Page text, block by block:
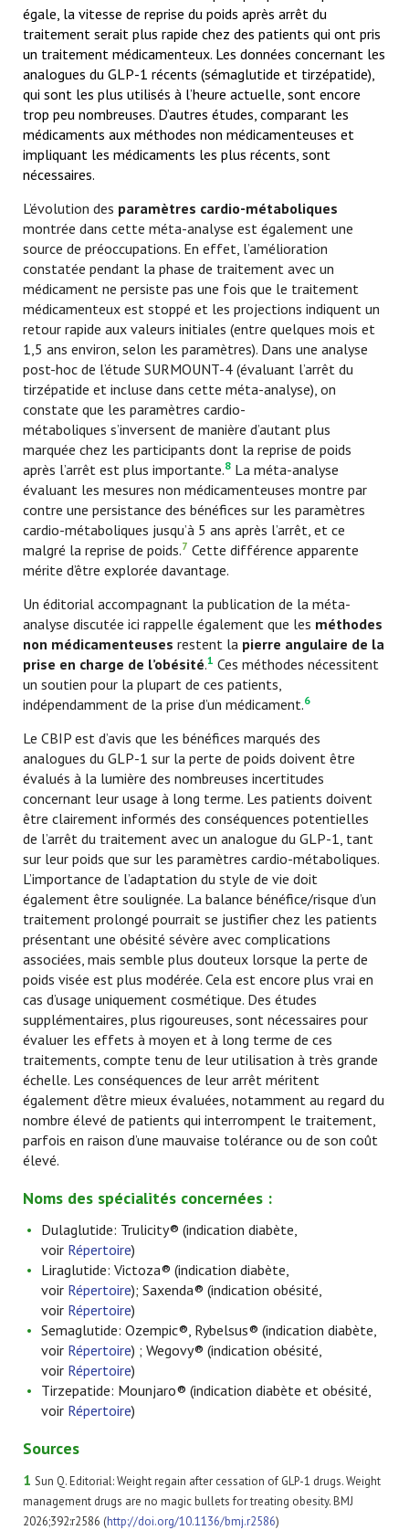
égale, la vitesse de reprise du poids après arrêt du
traitement serait plus rapide chez des patients qui ont pris
un traitement médicamenteux. Les données concernant les
analogues du GLP-1 récents (sémaglutide et tirzépatide),
qui sont les plus utilisés à l’heure actuelle, sont encore
trop peu nombreuses. D’autres études, comparant les
médicaments aux méthodes non médicamenteuses et
impliquant les médicaments les plus récents, sont
nécessaires.
L’évolution des paramètres cardio-métaboliques
montrée dans cette méta-analyse est également une
source de préoccupations. En effet, l’amélioration
constatée pendant la phase de traitement avec un
médicament ne persiste pas une fois que le traitement
médicamenteux est stoppé et les projections indiquent un
retour rapide aux valeurs initiales (entre quelques mois et
1,5 ans environ, selon les paramètres). Dans une analyse
post-hoc de l’étude SURMOUNT-4 (évaluant l’arrêt du
tirzépatide et incluse dans cette méta-analyse), on
constate que les paramètres cardio-
métaboliques s’inversent de manière d’autant plus
marquée chez les participants dont la reprise de poids
après l’arrêt est plus importante.8 La méta-analyse
évaluant les mesures non médicamenteuses montre par
contre une persistance des bénéfices sur les paramètres
cardio-métaboliques jusqu’à 5 ans après l’arrêt, et ce
malgré la reprise de poids.7 Cette différence apparente
mérite d’être explorée davantage.
Un éditorial accompagnant la publication de la méta-
analyse discutée ici rappelle également que les méthodes
non médicamenteuses restent la pierre angulaire de la
prise en charge de l’obésité.1 Ces méthodes nécessitent
un soutien pour la plupart de ces patients,
indépendamment de la prise d’un médicament.6
Le CBIP est d’avis que les bénéfices marqués des
analogues du GLP-1 sur la perte de poids doivent être
évalués à la lumière des nombreuses incertitudes
concernant leur usage à long terme. Les patients doivent
être clairement informés des conséquences potentielles
de l’arrêt du traitement avec un analogue du GLP-1, tant
sur leur poids que sur les paramètres cardio-métaboliques.
L’importance de l’adaptation du style de vie doit
également être soulignée. La balance bénéfice/risque d’un
traitement prolongé pourrait se justifier chez les patients
présentant une obésité sévère avec complications
associées, mais semble plus douteux lorsque la perte de
poids visée est plus modérée. Cela est encore plus vrai en
cas d’usage uniquement cosmétique. Des études
supplémentaires, plus rigoureuses, sont nécessaires pour
évaluer les effets à moyen et à long terme de ces
traitements, compte tenu de leur utilisation à très grande
échelle. Les conséquences de leur arrêt méritent
également d’être mieux évaluées, notamment au regard du
nombre élevé de patients qui interrompent le traitement,
parfois en raison d’une mauvaise tolérance ou de son coût
élevé.
Noms des spécialités concernées :
Dulaglutide: Trulicity® (indication diabète,
voir Répertoire)
Liraglutide: Victoza® (indication diabète,
voir Répertoire); Saxenda® (indication obésité,
voir Répertoire)
Semaglutide: Ozempic®, Rybelsus® (indication diabète,
voir Répertoire) ; Wegovy® (indication obésité,
voir Répertoire)
Tirzepatide: Mounjaro® (indication diabète et obésité,
voir Répertoire)
Sources
1 Sun Q. Editorial: Weight regain after cessation of GLP-1 drugs. Weight
management drugs are no magic bullets for treating obesity.BMJ
2026;392:r2586 (http://doi.org/10.1136/bmj.r2586)